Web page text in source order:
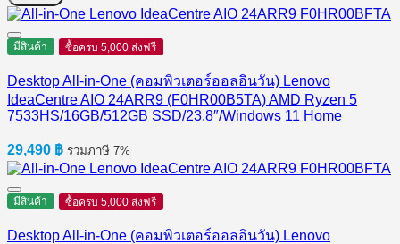
สุด
มีสินค้า ซื้อครบ 5,000 ส่งฟรี
Desktop All-in-One (คอมพิวเตอร์ออลอินวัน) Lenovo
IdeaCentre AIO 24ARR9 (F0HR00B5TA) AMD Ryzen 5
7533HS/16GB/512GB SSD/23.8″/Windows 11 Home
29,490 ฿ รวมภาษี 7%
มีสินค้า ซื้อครบ 5,000 ส่งฟรี
Desktop All-in-One (คอมพิวเตอร์ออลอินวัน) Lenovo